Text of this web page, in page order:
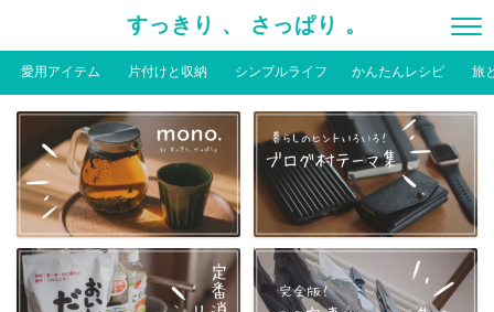
すっきり 、 さっぱり 。
愛用アイテム 片付けと収納 シンプルライフ かんたんレシピ 旅